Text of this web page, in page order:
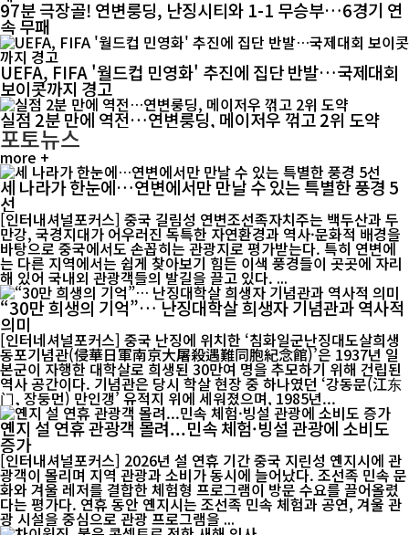
97분 극장골! 연변룽딩, 난징시티와 1-1 무승부…6경기 연
속 무패
UEFA, FIFA '월드컵 민영화' 추진에 집단 반발…국제대회
보이콧까지 경고
실점 2분 만에 역전…연변룽딩, 메이저우 꺾고 2위 도약
포토뉴스
more +
세 나라가 한눈에…연변에서만 만날 수 있는 특별한 풍경 5
선
[인터내셔널포커스] 중국 길림성 연변조선족자치주는 백두산과 두
만강, 국경지대가 어우러진 독특한 자연환경과 역사·문화적 배경을
바탕으로 중국에서도 손꼽히는 관광지로 평가받는다. 특히 연변에
는 다른 지역에서는 쉽게 찾아보기 힘든 이색 풍경들이 곳곳에 자리
해 있어 국내외 관광객들의 발길을 끌고 있다. ...
“30만 희생의 기억”… 난징대학살 희생자 기념관과 역사적
의미
[인터네셔널포커스] 중국 난징에 위치한 ‘침화일군난징대도살희생
동포기념관(侵華日軍南京大屠殺遇難同胞紀念館)’은 1937년 일
본군이 자행한 대학살로 희생된 30만여 명을 추모하기 위해 건립된
역사 공간이다. 기념관은 당시 학살 현장 중 하나였던 ‘강동문(江东
门, 장둥먼) 만인갱’ 유적지 위에 세워졌으며, 1985년...
옌지 설 연휴 관광객 몰려...민속 체험·빙설 관광에 소비도
증가
[인터내셔널포커스] 2026년 설 연휴 기간 중국 지린성 옌지시에 관
광객이 몰리며 지역 관광과 소비가 동시에 늘어났다. 조선족 민속 문
화와 겨울 레저를 결합한 체험형 프로그램이 방문 수요를 끌어올렸
다는 평가다. 연휴 동안 옌지시는 조선족 민속 체험과 공연, 겨울 관
광 시설을 중심으로 관광 프로그램을 ...